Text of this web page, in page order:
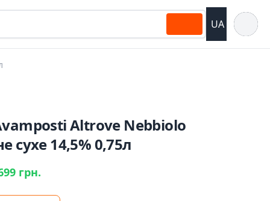
UA
Altrove Nebbiolo
сухе 14,5% 0,75л
грн.